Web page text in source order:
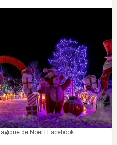
de Noël | Facebook